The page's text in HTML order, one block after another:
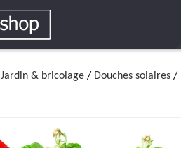
Jardin & bricolage / Douches solaires /